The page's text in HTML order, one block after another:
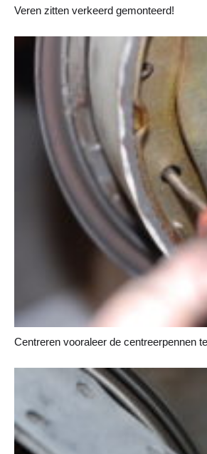
Veren zitten verkeerd gemonteerd!
Centreren vooraleer de centreerpennen